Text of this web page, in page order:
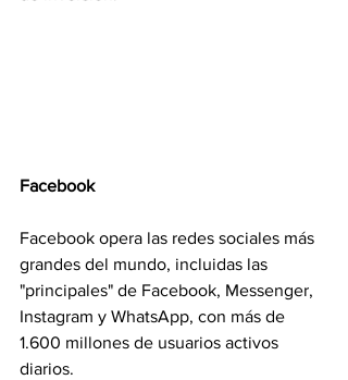
Facebook
Facebook opera las redes sociales más
grandes del mundo, incluidas las
"principales" de Facebook, Messenger,
Instagram y WhatsApp, con más de
1.600 millones de usuarios activos
diarios.